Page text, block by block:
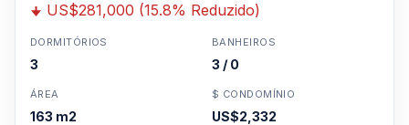
US$281,000 (15.8% Reduzido)
DORMITÓRIOS
3
BANHEIROS
3 / 0
ÁREA
163 m2
$ CONDOMÍNIO
US$2,332